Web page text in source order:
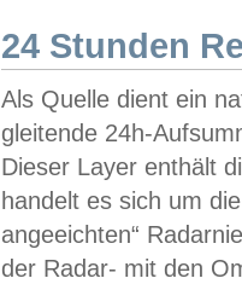
24 Stunden
Als Quelle dient ein
gleitende 24h-
Dieser Layer enthält
handelt es sich um
angeeichten“
der Radar- mit den